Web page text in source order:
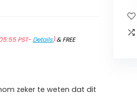
PST- Details)&FREE
zeker te weten dat dit